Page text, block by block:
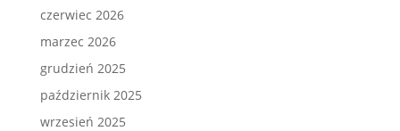
czerwiec 2026
marzec 2026
grudzień 2025
październik 2025
wrzesień 2025